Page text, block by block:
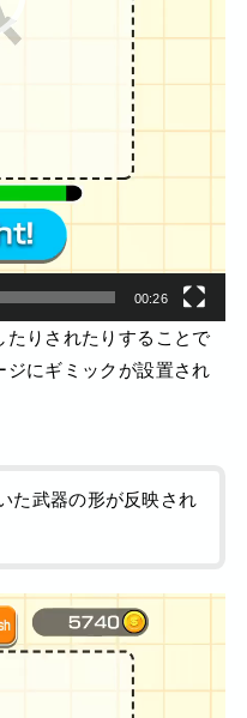
00:26
りされたりすることで
にギミックが設置され
た武器の形が反映され